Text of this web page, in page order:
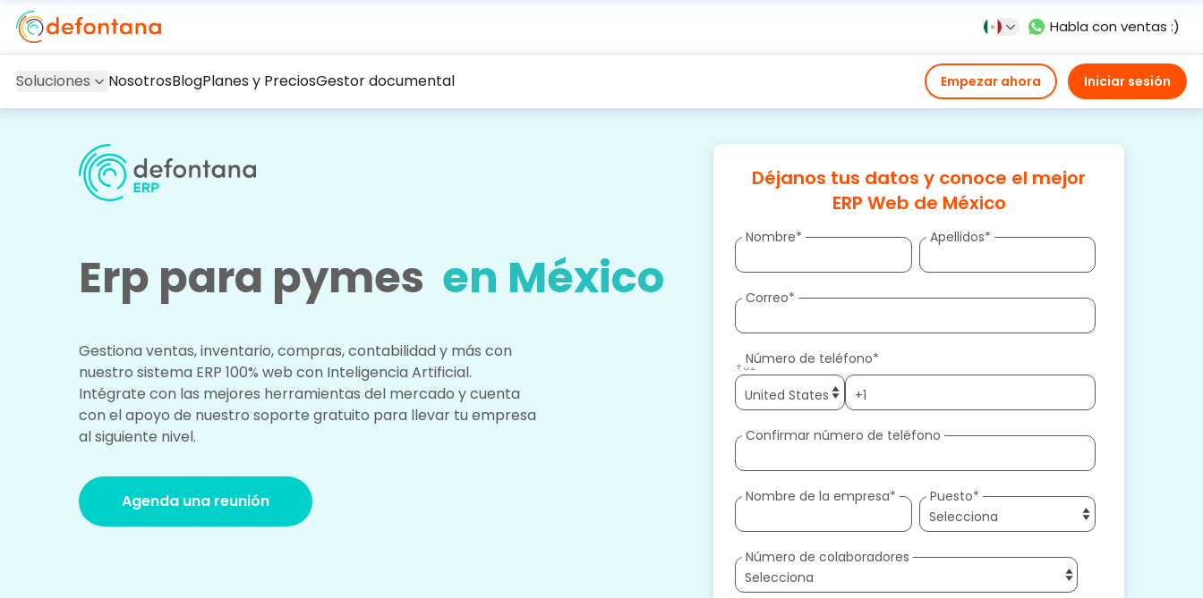
Habla con ventas :)
Empezar ahora Iniciar sesión
Soluciones NosotrosBlogPlanes y PreciosGestor documental
Erp para pymes en México
Gestiona ventas, inventario, compras, contabilidad y más con
nuestro sistema ERP 100% web con Inteligencia Artificial.
Intégrate con las mejores herramientas del mercado y cuenta
con el apoyo de nuestro soporte gratuito para llevar tu empresa
al siguiente nivel.
Agenda una reunión
Déjanos tus datos y conoce el mejor
ERP Web de México
Nombre* Apellidos*
Correo*
Número de teléfono*
+52
Confirmar número de teléfono
Nombre de la empresa* Puesto*
Número de colaboradores